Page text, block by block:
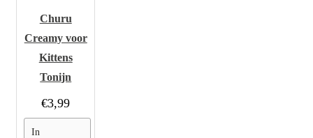
Churu
Creamy voor
Kittens
Tonijn
€3,99
In